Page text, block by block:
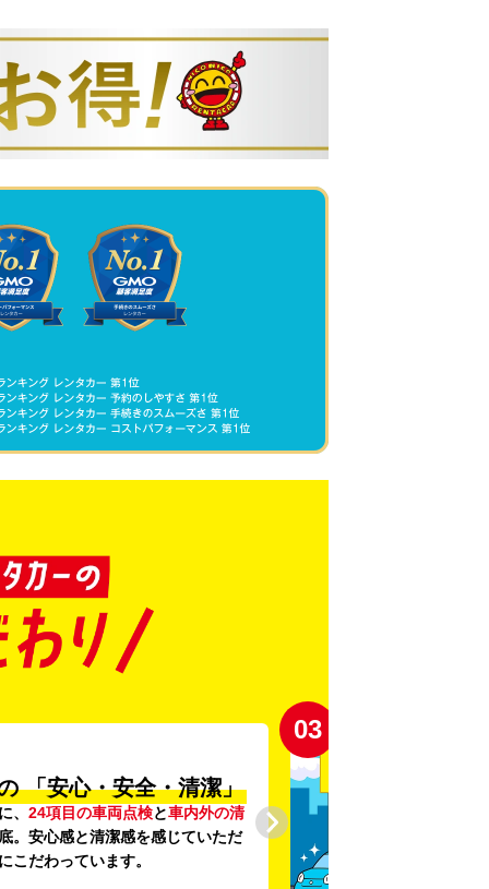
「安心・安全・清潔」
、 24項目の車両点検と車内外の清
。安心感と清潔感を感じていただ
こだわっています。
03